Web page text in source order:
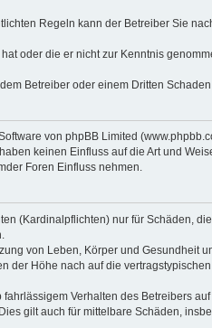
Regeln kann der Betreiber Sie
oder die er nicht zur Kenntnis
Betreiber oder einem Dritten Schaden
von phpBB Limited
keinen Einfluss auf die Art und
Foren Einfluss nehmen.
(Kardinalpflichten) nur für Schäden,
von Leben, Körper und Gesundheit
der Höhe nach auf die
Verhalten des Betreibers
gilt auch für mittelbare Schäden,